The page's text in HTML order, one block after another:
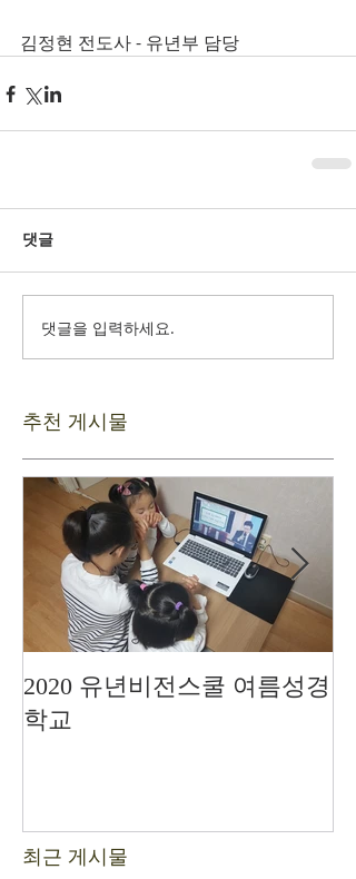
김정현 전도사 - 유년부 담당
댓글
댓글을 입력하세요.
추천 게시물
2020 유년비전스쿨 여름성경
학교
최근 게시물